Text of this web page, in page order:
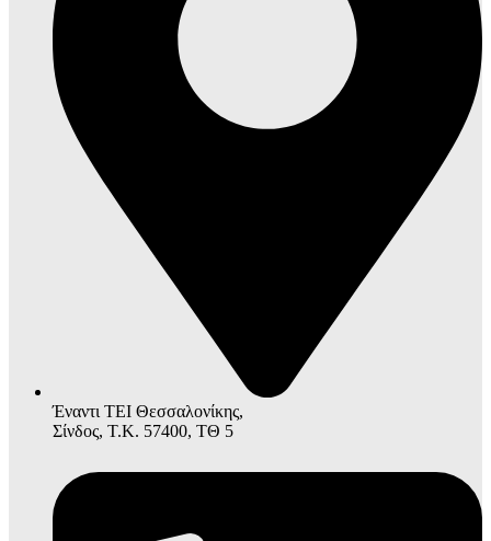
Έναντι ΤΕΙ Θεσσαλονίκης,
Σίνδος, Τ.Κ. 57400, ΤΘ 5